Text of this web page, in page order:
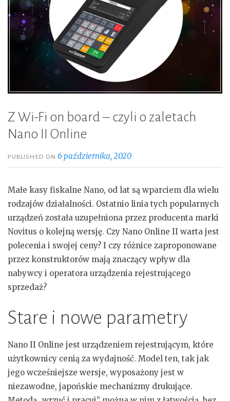
Z Wi-Fi on board – czyli o zaletach
Nano II Online
PUBLISHED ON6 października, 2020
Małe kasy fiskalne Nano, od lat są wparciem dla wielu
rodzajów działalności. Ostatnio linia tych popularnych
urządzeń została uzupełniona przez producenta marki
Novitus o kolejną wersję. Czy Nano Online II warta jest
polecenia i swojej ceny? I czy różnice zaproponowane
przez konstruktorów mają znaczący wpływ dla
nabywcy i operatora urządzenia rejestrującego
sprzedaż?
Stare i nowe parametry
Nano II Online jest urządzeniem rejestrującym, które
użytkownicy cenią za wydajność. Model ten, tak jak
jego wcześniejsze wersje, wyposażony jest w
niezawodne, japońskie mechanizmy drukujące.